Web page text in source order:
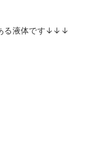
る液体です↓↓↓